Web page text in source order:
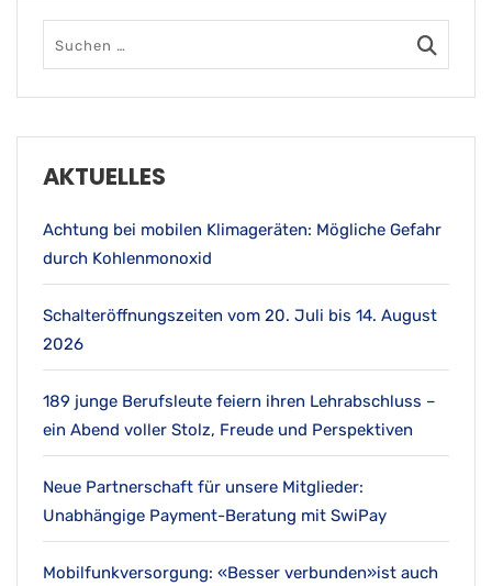
AKTUELLES
Achtung bei mobilen Klimageräten: Mögliche Gefahr
durch Kohlenmonoxid
Schalteröffnungszeiten vom 20. Juli bis 14. August
2026
189 junge Berufsleute feiern ihren Lehrabschluss –
ein Abend voller Stolz, Freude und Perspektiven
Neue Partnerschaft für unsere Mitglieder:
Unabhängige Payment-Beratung mit SwiPay
Mobilfunkversorgung: «Besser verbunden»ist auch